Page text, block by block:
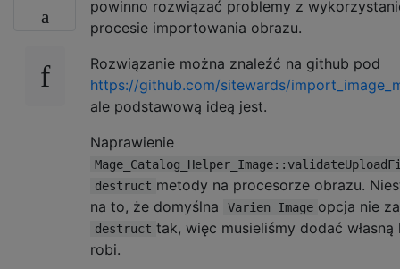
powinno rozwiązać problemy z
procesie importowania obrazu.
Rozwiązanie można znaleźć na github pod
https://github.com/sitewards/
ale podstawową ideą jest.
Naprawienie
destruct metody na procesorze obrazu.
na to, że domyślna
Varien_Image opcja nie
destruct tak, więc musieliśmy dodać
robi.